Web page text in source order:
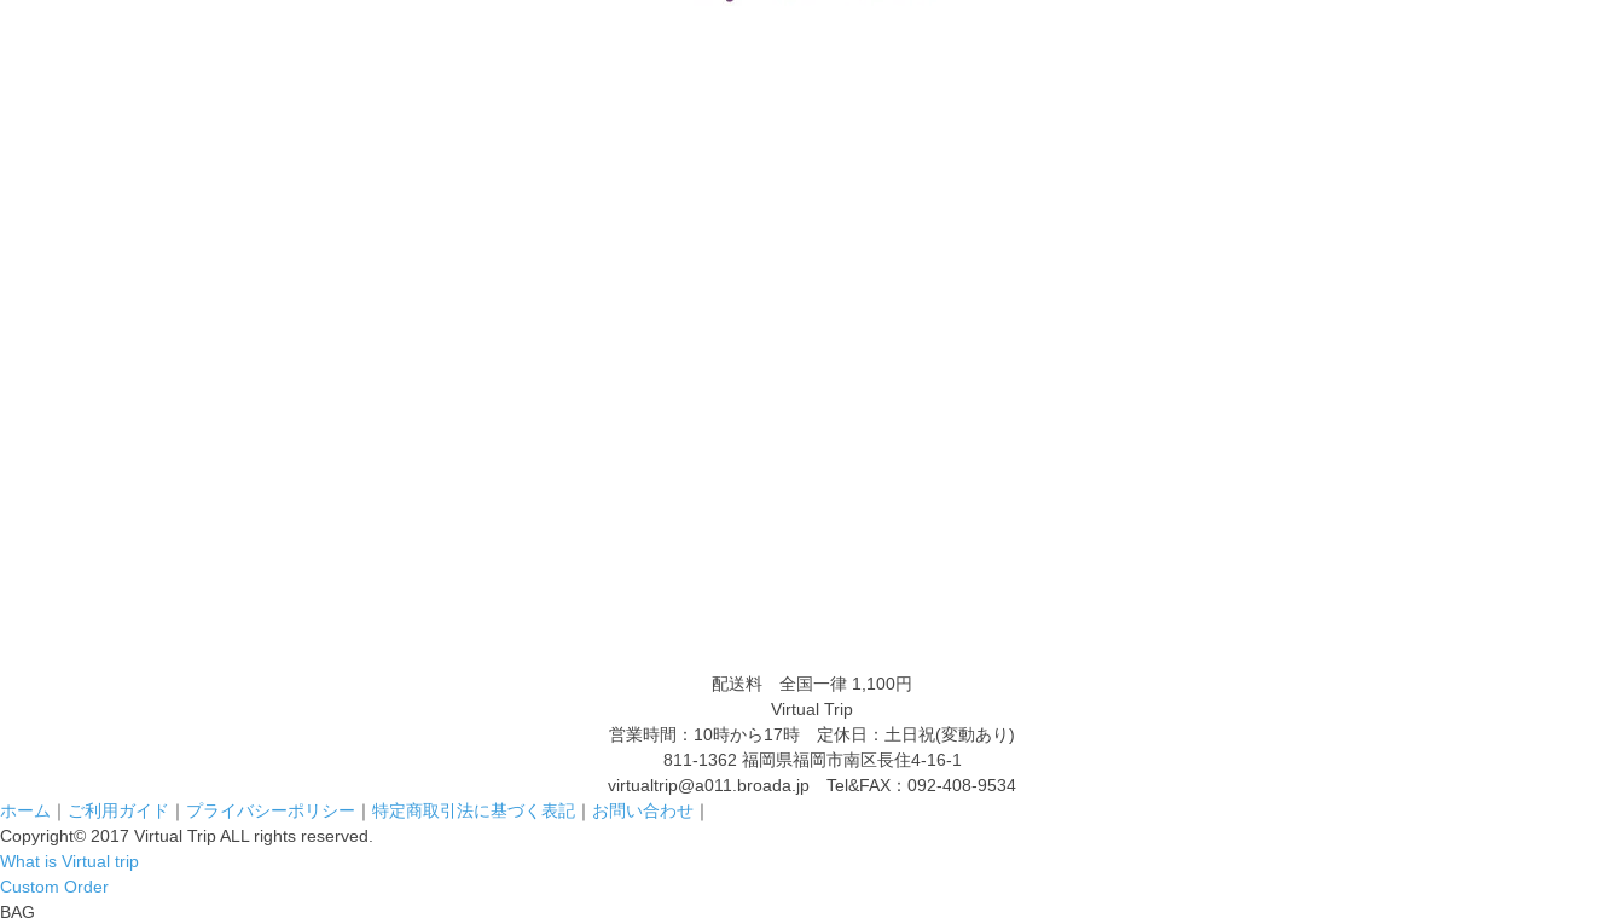
配送料 全国一律 1,100円
Virtual Trip
営業時間：10時から17時 定休日：土日祝(変動あり)
811-1362 福岡県福岡市南区長住4-16-1
virtualtrip@a011.broada.jp Tel&FAX： 092-408-9534
ホーム ｜ ご利用ガイド ｜ プライバシーポリシー ｜ 特定商取引法に基づく表記 ｜ お問い合わせ ｜
Copyright© 2017 Virtual Trip ALL rights reserved.
What is Virtual trip
Custom Order
BAG